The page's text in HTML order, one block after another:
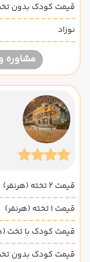
قیمت کودک بدون
نوزاد
مشاوره
قیمت 2 تخته (هرنفر)
قیمت 1 تخته (هرنفر)
قیمت کودک با تخت
قیمت کودک بدون